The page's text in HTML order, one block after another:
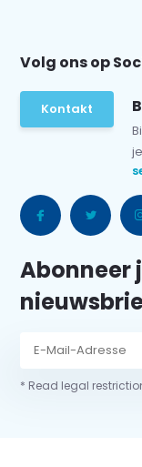
Volg ons op
Kontakt
Abonneer
* Read legal